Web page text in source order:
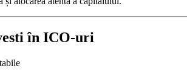
în ICO-uri